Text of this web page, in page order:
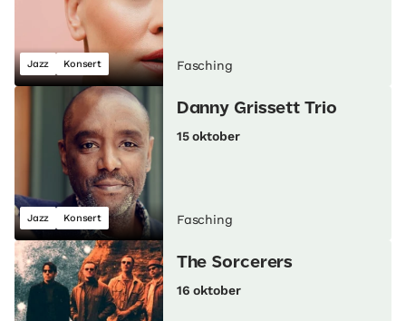
Jazz Konsert Fasching
Jazz Konsert
Danny Grissett Trio
15 oktober
Fasching
The Sorcerers
16 oktober